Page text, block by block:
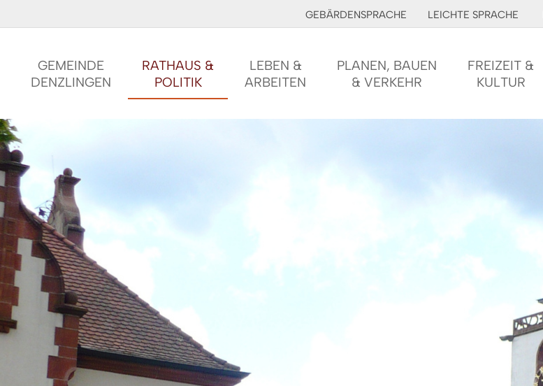
GEBÄRDENSPRACHE LEICHTE SPRACHE
GEMEINDE
DENZLINGEN
RATHAUS &
POLITIK
LEBEN &
ARBEITEN
PLANEN, BAUEN
& VERKEHR
FREIZEIT &
KULTUR